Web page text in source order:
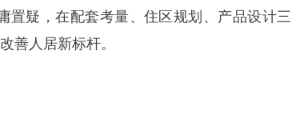
置疑，在配套考量、住区规划、产品设计三
善人居新标杆。